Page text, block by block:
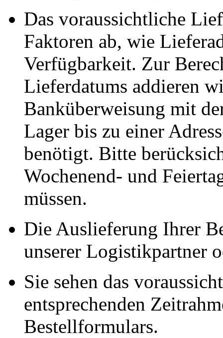
Das voraussichtliche
Faktoren ab, wie
Verfügbarkeit. Zur
Lieferdatums addieren
Banküberweisung mit
Lager bis zu einer
benötigt. Bitte
Wochenend- und
müssen.
Die Auslieferung Ihrer
unserer Logistikpartner
Sie sehen das
entsprechenden
Bestellformulars.